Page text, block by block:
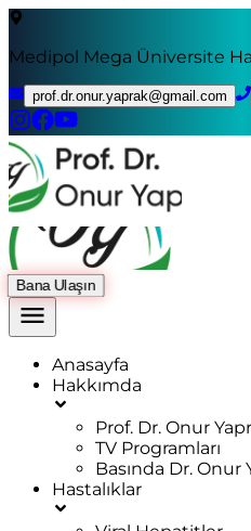
Medipol Mega Üniversite
prof.dr.onur.yaprak@gmail.com
Bana Ulaşın
Anasayfa
Hakkımda
Prof. Dr. Onur
TV Programları
Basında Dr. Onur
Hastalıklar